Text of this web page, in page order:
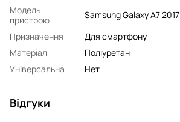
Модель
пристрою
Samsung Galaxy A7 2017
Призначення
Для смартфону
Матеріал
Поліуретан
Універсальна
Нет
Відгуки